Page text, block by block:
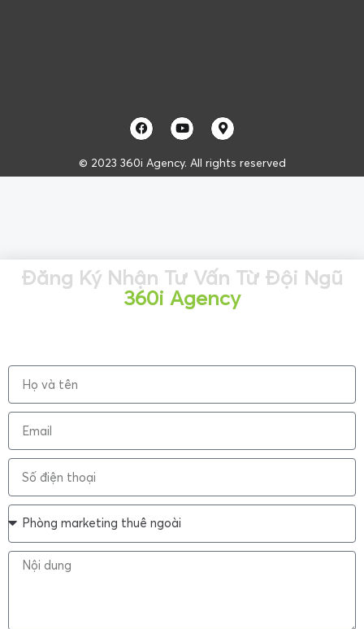
© 2023 360i Agency. All rights reserved
Đăng Ký Nhận Tư Vấn Từ Đội Ngũ
360i Agency